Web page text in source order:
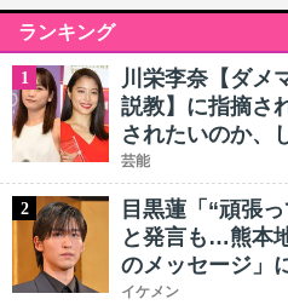
ランキング
1
川栄李奈【ダメ
説教】に指摘さ
されたいのか、
芸能
2
目黒蓮「“頑張
と発言も…熊本
のメッセージ」
イケメン